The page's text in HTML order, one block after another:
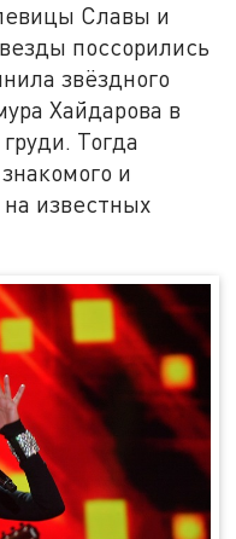
Славы и
поссорились
звёздного
Хайдарова в
Тогда
и
известных